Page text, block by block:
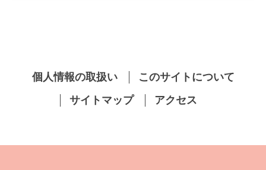
個人情報の取扱い
このサイトについて
サイトマップ
アクセス